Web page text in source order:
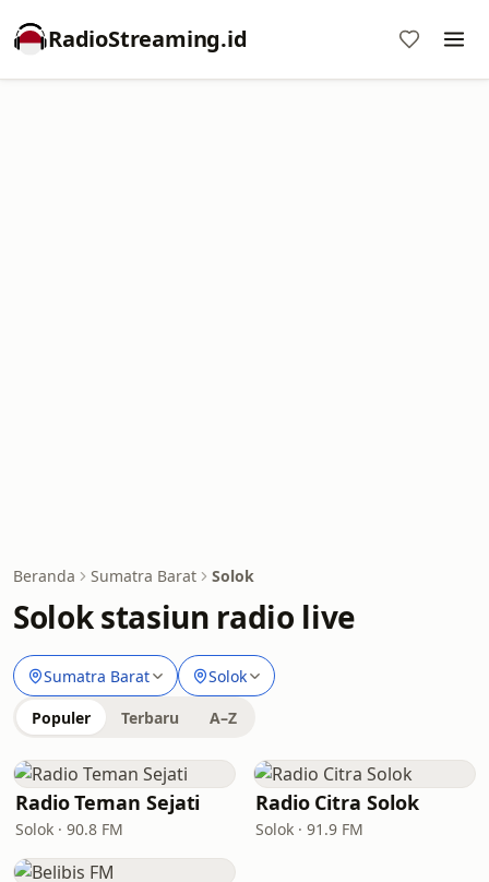
RadioStreaming.id
Beranda Sumatra Barat Solok
Solok stasiun radio live
Sumatra Barat Solok
Populer Terbaru A–Z
Radio Teman Sejati
Solok · 90.8 FM
Radio Citra Solok
Solok · 91.9 FM